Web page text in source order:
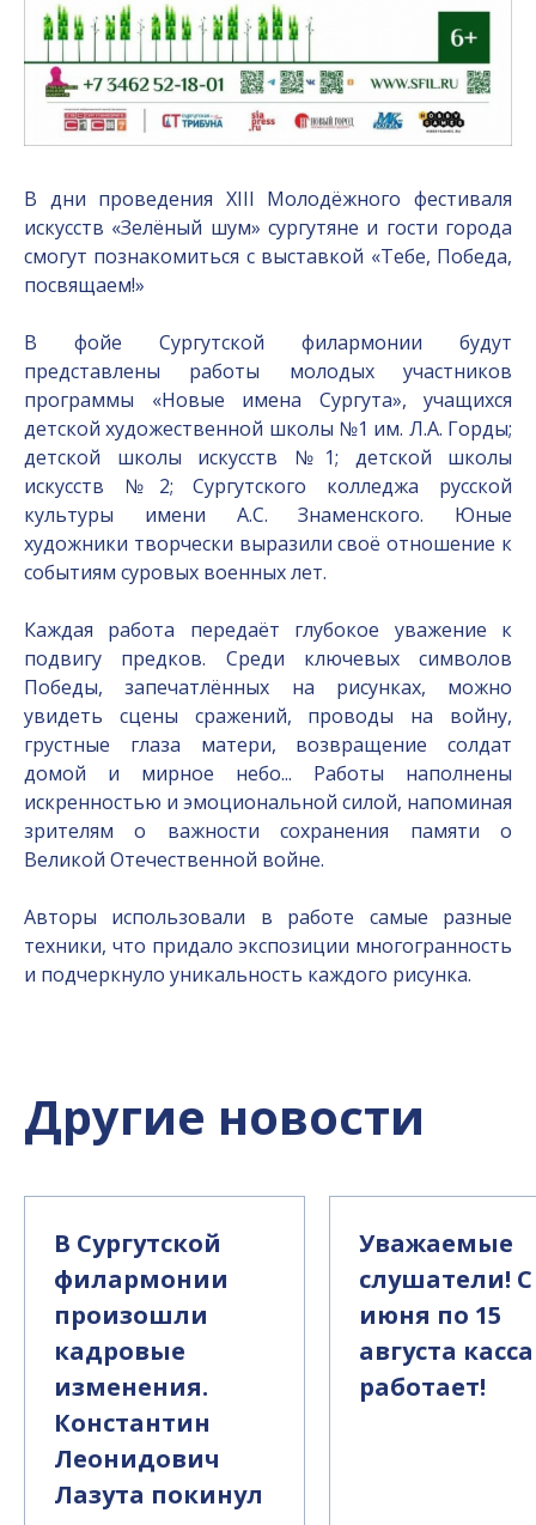
В дни проведения XIII Молодёжного фестиваля
искусств «Зелёный шум» сургутяне и гости города
смогут познакомиться с выставкой «Тебе, Победа,
посвящаем!»
В фойе Сургутской филармонии будут
представлены работы молодых участников
программы «Новые имена Сургута», учащихся
детской художественной школы №1 им. Л.А. Горды;
детской школы искусств №1; детской школы
искусств №2; Сургутского колледжа русской
культуры имени А.С. Знаменского. Юные
художники творчески выразили своё отношение к
событиям суровых военных лет.
Каждая работа передаёт глубокое уважение к
подвигу предков. Среди ключевых символов
Победы, запечатлённых на рисунках, можно
увидеть сцены сражений, проводы на войну,
грустные глаза матери, возвращение солдат
домой и мирное небо... Работы наполнены
искренностью и эмоциональной силой, напоминая
зрителям о важности сохранения памяти о
Великой Отечественной войне.
Авторы использовали в работе самые разные
техники, что придало экспозиции многогранность
и подчеркнуло уникальность каждого рисунка.
Другие новости
В Сургутской
филармонии
произошли
кадровые
изменения.
Константин
Леонидович
Лазута покинул
Уважаемые
слушатели! С
июня по 15
августа
работает!